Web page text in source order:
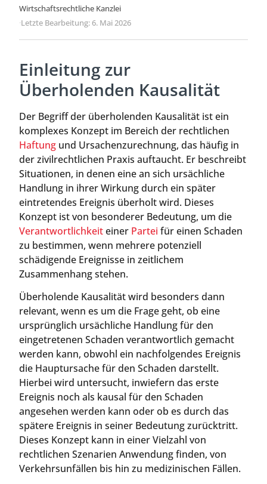
Wirtschaftsrechtliche Kanzlei
·Letzte Bearbeitung: 6. Mai 2026
Einleitung zur
Überholenden Kausalität
Der Begriff der überholenden Kausalität ist ein
komplexes Konzept im Bereich der rechtlichen
Haftung und Ursachenzurechnung, das häufig in
der zivilrechtlichen Praxis auftaucht. Er beschreibt
Situationen, in denen eine an sich ursächliche
Handlung in ihrer Wirkung durch ein später
eintretendes Ereignis überholt wird. Dieses
Konzept ist von besonderer Bedeutung, um die
Verantwortlichkeiteiner Partei für einen Schaden
zu bestimmen, wenn mehrere potenziell
schädigende Ereignisse in zeitlichem
Zusammenhang stehen.
Überholende Kausalität wird besonders dann
relevant, wenn es um die Frage geht, ob eine
ursprünglich ursächliche Handlung für den
eingetretenen Schaden verantwortlich gemacht
werden kann, obwohl ein nachfolgendes Ereignis
die Hauptursache für den Schaden darstellt.
Hierbei wird untersucht, inwiefern das erste
Ereignis noch als kausal für den Schaden
angesehen werden kann oder ob es durch das
spätere Ereignis in seiner Bedeutung zurücktritt.
Dieses Konzept kann in einer Vielzahl von
rechtlichen Szenarien Anwendung finden, von
Verkehrsunfällen bis hin zu medizinischen Fällen.